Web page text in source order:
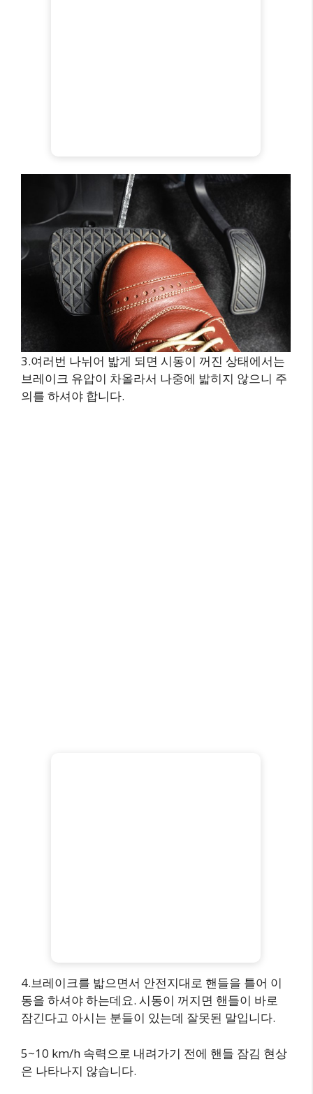
3.여러번 나뉘어 밟게 되면 시동이 꺼진 상태에서는
브레이크 유압이 차올라서 나중에 밟히지 않으니 주
의를 하셔야 합니다.
4.브레이크를 밟으면서 안전지대로 핸들을 틀어 이
동을 하셔야 하는데요. 시동이 꺼지면 핸들이 바로
잠긴다고 아시는 분들이 있는데 잘못된 말입니다.
5~10 km/h 속력으로 내려가기 전에 핸들 잠김 현상
은 나타나지 않습니다.